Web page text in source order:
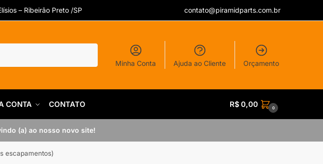
– Ribeirão Preto /SP contato@piramidparts.com.br
Minha Conta Ajuda ao Cliente Orçamento
CONTA CONTATO R$ 0,00 0
(a) ao nosso novo site!
escapamentos)